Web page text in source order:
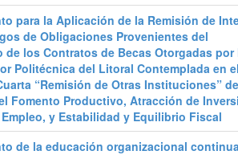
para la Aplicación de la Remisión de
de Obligaciones Provenientes del
de los Contratos de Becas Otorgadas por
Politécnica del Litoral Contemplada en
“Remisión de Otras Instituciones”
Fomento Productivo, Atracción de
y Estabilidad y Equilibrio Fiscal
de la educación organizacional